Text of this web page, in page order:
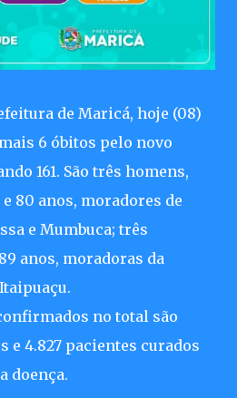
de Maricá, hoje (08)
6 óbitos pelo novo
161. São três homens,
80 anos, moradores de
e Mumbuca; três
anos, moradoras da
no total são
e 4.827 pacientes curados
doença.